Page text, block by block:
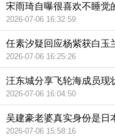
宋雨琦自曝很喜欢不睡觉
2026-07-06 16:32:59
任素汐疑回应杨紫获白玉
2026-07-06 16:25:26
汪东城分享飞轮海成员现
2026-07-06 16:04:50
吴建豪老婆真实身份是日
2026-07-06 15:58:16